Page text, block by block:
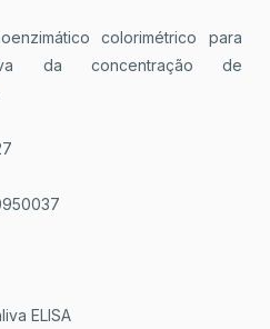
colorimétrico para
da concentração de
ELISA